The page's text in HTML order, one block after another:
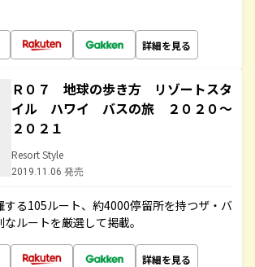
詳細を見る
Ｒ０７ 地球の歩き方 リゾートスタ
イル ハワイ バスの旅 ２０２０～
２０２１
Resort Style
2019.11.06 発売
する105ルート、約4000停留所を持つザ・バ
ルートを厳選して掲載。
詳細を見る